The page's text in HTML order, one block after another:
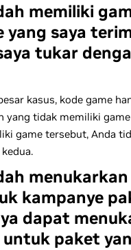
memiliki
yang saya
tukar
kasus, kode game
yang tidak memiliki
game tersebut, Anda
kampanye
dapat
paket